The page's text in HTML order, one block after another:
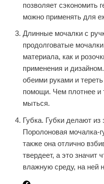
позволяет сэкономить
можно применять для
Длинные мочалки с
продолговатые
материала, как и
применения и
обеими руками и
помощи. Чем плотнее
мыться.
Губка. Губки делают из
Поролоновая мочалка-
также она отлично
твердеет, а это значит
влажную среду, на ней